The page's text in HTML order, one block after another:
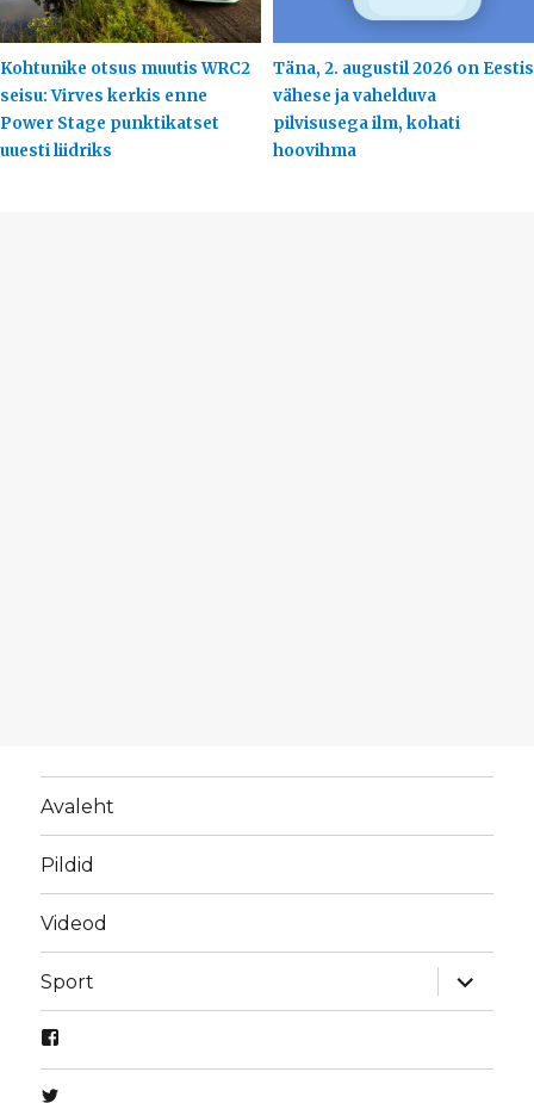
Kohtunike otsus muutis WRC2
seisu: Virves kerkis enne
Power Stage punktikatset
uuesti liidriks
Täna, 2. augustil 2026 on Eestis
vähese ja vahelduva
pilvisusega ilm, kohati
hoovihma
Avaleht
Pildid
Videod
Sport
laienda